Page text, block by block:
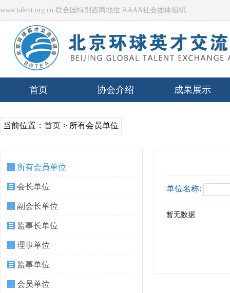
www.talent.org.cn 联合国特别咨商地位 AAAA社会团体组织
首页 协会介绍 成果展示
当前位置： 首页 > 所有会员单位
所有会员单位
会长单位
副会长单位
监事长单位
理事单位
监事单位
会员单位
单位名称:
暂无数据